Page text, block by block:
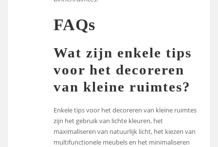
FAQs
Wat zijn enkele tips
voor het decoreren
van kleine ruimtes?
Enkele tips voor het decoreren van kleine ruimtes
zijn het gebruik van lichte kleuren, het
maximaliseren van natuurlijk licht, het kiezen van
multifunctionele meubels en het minimaliseren